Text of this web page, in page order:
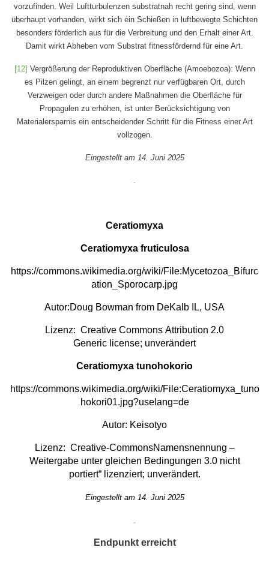
vorzufinden. Weil Luftturbulenzen substratnah recht gering sind, wenn
überhaupt vorhanden, wirkt sich ein Schießen in luftbewegte Schichten
besonders förderlich aus für die Verbreitung und den Erhalt einer Art.
Damit wirkt Abheben vom Substrat fitnessfördernd für eine Art.
[12] Vergrößerung der Reproduktiven Oberfläche (Amoebozoa): Wenn
es Pilzen gelingt, an einem begrenzt nur verfügbaren Ort, durch
Verzweigen oder durch andere Maßnahmen die Oberfläche für
Propagulen zu erhöhen, ist unter Berücksichtigung von
Materialersparnis ein entscheidender Schritt für die Fitness einer Art
vollzogen.
Eingestellt am 14. Juni 2025
Ceratiomyxa
Ceratiomyxa fruticulosa
https://commons.wikimedia.org/wiki/File:Mycetozoa_Bifurc
ation_Sporocarp.jpg
Autor:Doug Bowman from DeKalb IL, USA
Lizenz: Creative Commons Attribution 2.0
Generic license; unverändert
Ceratiomyxa tunohokorio
https://commons.wikimedia.org/wiki/File:Ceratiomyxa_tuno
hokori01.jpg?uselang=de
Autor: Keisotyo
Lizenz: Creative-CommonsNamensnennung –
Weitergabe unter gleichen Bedingungen 3.0 nicht
portiert“lizenziert; unverändert.
Eingestellt am 14. Juni 2025
Endpunkt erreicht